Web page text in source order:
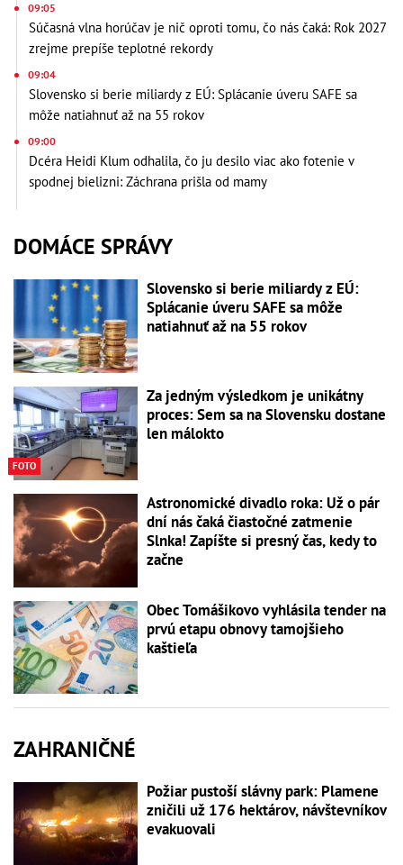
09:05
Súčasná vlna horúčav je nič oproti tomu, čo nás čaká: Rok 2027
zrejme prepíše teplotné rekordy
09:04
Slovensko si berie miliardy z EÚ: Splácanie úveru SAFE sa
môže natiahnuť až na 55 rokov
09:00
Dcéra Heidi Klum odhalila, čo ju desilo viac ako fotenie v
spodnej bielizni: Záchrana prišla od mamy
DOMÁCE SPRÁVY
Slovensko si berie miliardy z EÚ:
Splácanie úveru SAFE sa môže
natiahnuť až na 55 rokov
FOTO
Za jedným výsledkom je unikátny
proces: Sem sa na Slovensku dostane
len málokto
Astronomické divadlo roka: Už o pár
dní nás čaká čiastočné zatmenie
Slnka! Zapíšte si presný čas, kedy to
začne
Obec Tomášikovo vyhlásila tender na
prvú etapu obnovy tamojšieho
kaštieľa
ZAHRANIČNÉ
Požiar pustoší slávny park: Plamene
zničili už 176 hektárov, návštevníkov
evakuovali